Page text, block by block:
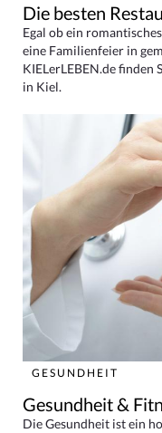
Die besten
Egal ob ein
eine Familienfeier in
KIELerLEBEN.de finden
in Kiel.
GESUNDHEIT
Gesundheit &
Die Gesundheit ist ein